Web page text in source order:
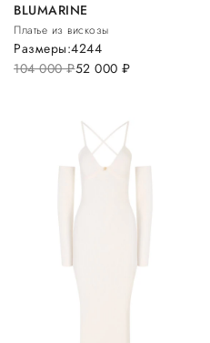
BLUMARINE
Платье из вискозы
104 000руб.52 000 руб.
Размеры:4244